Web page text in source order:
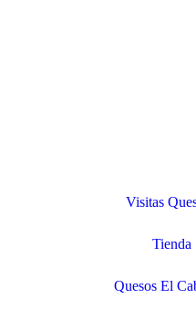
Visitas
Tienda
Quesos El